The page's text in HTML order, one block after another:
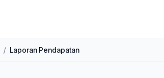
/ Laporan Pendapatan